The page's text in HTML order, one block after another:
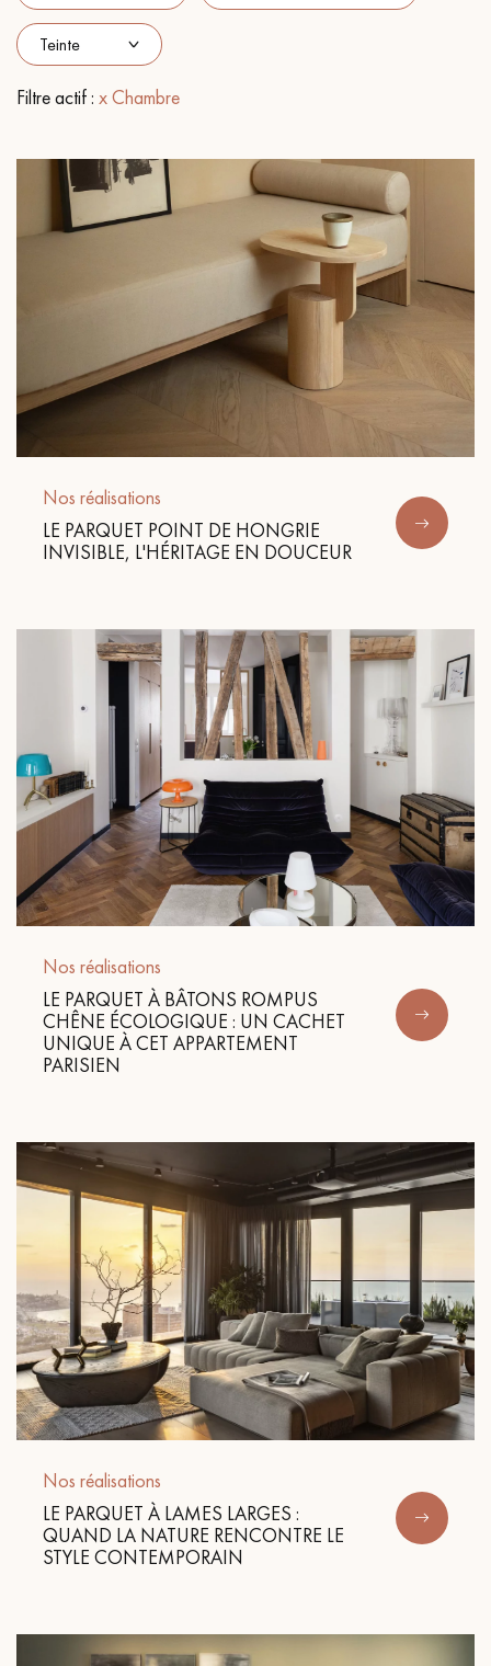
PARQUET VIEILLI
Nos conseillers sont disponibles au
09-8899140
VOUS AVEZ UN PROJET ?
pas dans le choix et la pose de votre parquet.
Un expert Décoplus Parquets vous appelle
Demandez un rendez-vous personnalisé
Obtenez un devis gratuit !
Filtre actif : x Chambre
Nos réalisations
LE PARQUET POINT DE HONGRIE
INVISIBLE, L'HÉRITAGE EN DOUCEUR
Nos réalisations
LE PARQUET À BÂTONS ROMPUS
CHÊNE ÉCOLOGIQUE : UN CACHET
UNIQUE À CET APPARTEMENT
PARISIEN
Nos réalisations
LE PARQUET À LAMES LARGES :
QUAND LA NATURE RENCONTRE LE
STYLE CONTEMPORAIN